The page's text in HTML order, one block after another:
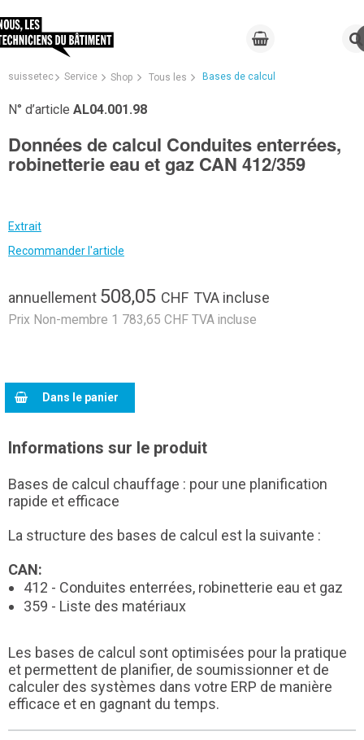
suissetec Service Shop Tous les Bases de calcul
N° d’article AL04.001.98
Données de calcul Conduites enterrées,
robinetterie eau et gaz CAN 412/359
Extrait
Recommander l'article
annuellement 508,05 CHF TVA incluse
Prix Non-membre 1 783,65 CHF TVA incluse
Dans le panier
Informations sur le produit
Bases de calcul chauffage : pour une planification
rapide et efficace
La structure des bases de calcul est la suivante :
CAN:
412 - Conduites enterrées, robinetterie eau et gaz
359 - Liste des matériaux
Les bases de calcul sont optimisées pour la pratique
et permettent de planifier, de soumissionner et de
calculer des systèmes dans votre ERP de manière
efficace et en gagnant du temps.